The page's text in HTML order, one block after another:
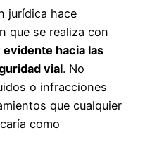
jurídica hace
que se realiza con
hacia las
vial. No
o infracciones
que cualquier
como